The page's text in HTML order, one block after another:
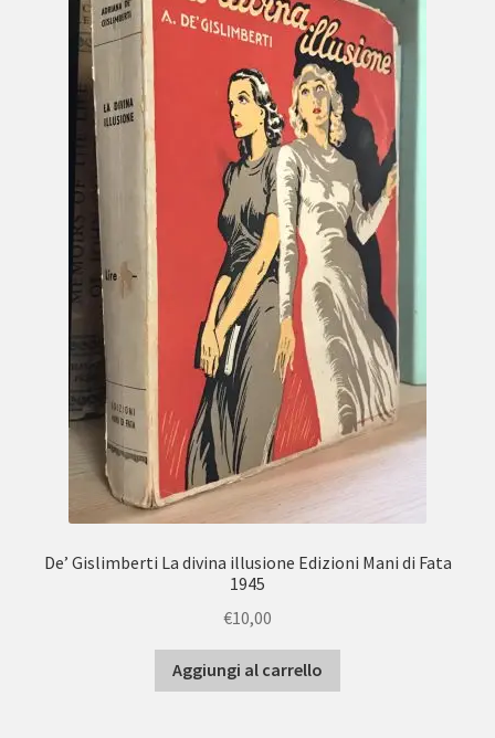
De’ Gislimberti La divina illusione Edizioni Mani di Fata
1945
€10,00
Aggiungi al carrello